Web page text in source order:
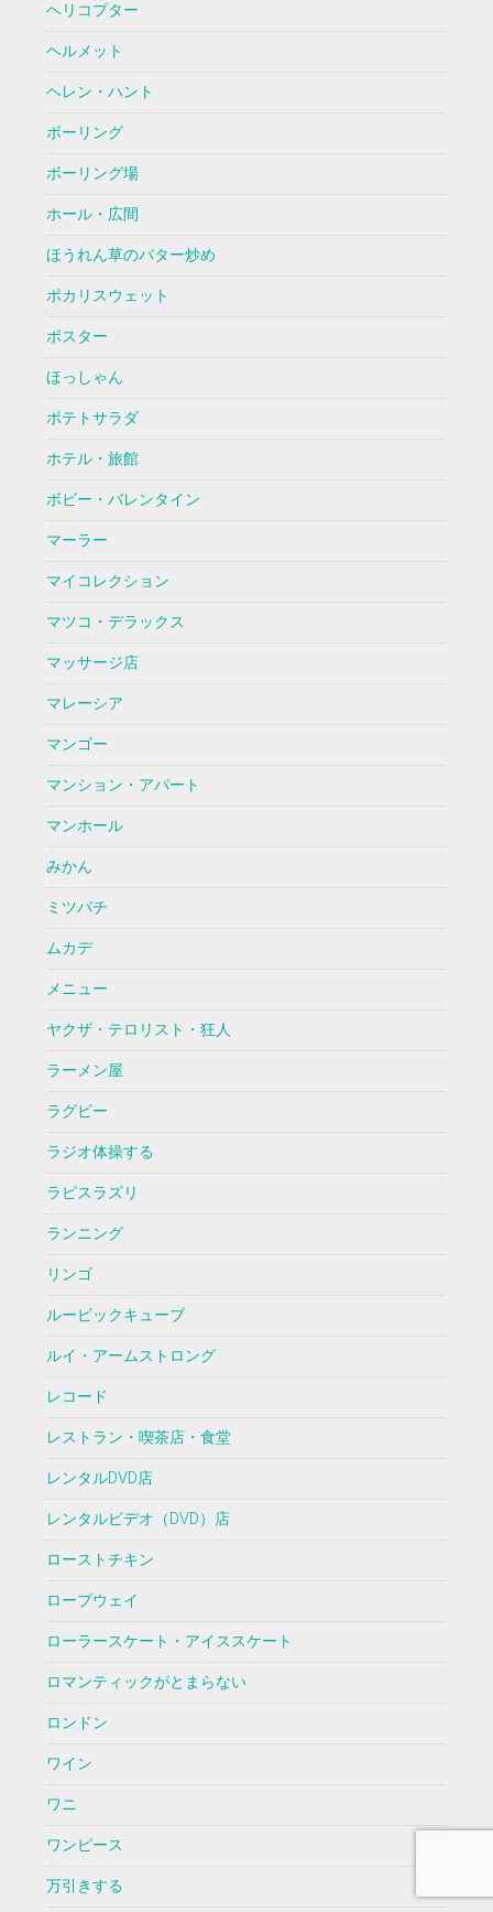
ヘリコプター
ヘルメット
ヘレン・ハント
ボーリング
ボーリング場
ホール・広間
ほうれん草のバター炒め
ポカリスウェット
ポスター
ほっしゃん
ポテトサラダ
ホテル・旅館
ボビー・バレンタイン
マーラー
マイコレクション
マツコ・デラックス
マッサージ店
マレーシア
マンゴー
マンション・アパート
マンホール
みかん
ミツバチ
ムカデ
メニュー
ヤクザ・テロリスト・狂人
ラーメン屋
ラグビー
ラジオ体操する
ラピスラズリ
ランニング
リンゴ
ルービックキューブ
ルイ・アームストロング
レコード
レストラン・喫茶店・食堂
レンタルDVD店
レンタルビデオ（DVD）店
ローストチキン
ロープウェイ
ローラースケート・アイススケート
ロマンティックがとまらない
ロンドン
ワイン
ワニ
ワンピース
万引きする